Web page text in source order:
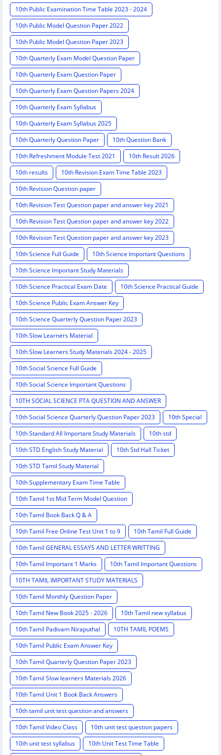
10th Public Examination Time Table 2023 - 2024
10th Public Model Question Paper 2022
10th Public Model Question Paper 2023
10th Quarterly Exam Model Question Paper
10th Quarterly Exam Question Paper
10th Quarterly Exam Question Papers 2024
10th Quarterly Exam Syllabus
10th Quarterly Exam Syllabus 2025
10th Quarterly Question Paper
10th Question Bank
10th Refreshment Module Test 2021
10th Result 2026
10th results
10th Revision Exam Time Table 2023
10th Revision Question paper
10th Revision Test Question paper and answer key 2021
10th Revision Test Question paper and answer key 2022
10th Revision Test Question paper and answer key 2023
10th Science Full Guide
10th Science Important Questions
10th Science Important Study Materials
10th Science Practical Exam Date
10th Science Practical Guide
10th Science Public Exam Answer Key
10th Science Quarterly Question Paper 2023
10th Slow Learners Material
10th Slow Learners Study Materials 2024 - 2025
10th Social Science Full Guide
10th Social Science Important Questions
10TH SOCIAL SCIENCE PTA QUESTION AND ANSWER
10th Social Science Quarterly Question Paper 2023
10th Special
10th Standard All Important Study Materials
10th std
10th STD English Study Material
10th Std Hall Ticket
10th STD Tamil Study Material
10th Supplementary Exam Time Table
10th Tamil 1st Mid Term Model Question
10th Tamil Book Back Q & A
10th Tamil Free Online Test Unit 1 to 9
10th Tamil Full Guide
10th Tamil GENERAL ESSAYS AND LETTER WRITTING
10th Tamil Important 1 Marks
10th Tamil Important Questions
10TH TAMIL IMPORTANT STUDY MATERIALS
10th Tamil Monthly Question Paper
10th Tamil New Book 2025 - 2026
10th Tamil new syllabus
10th Tamil Padivam Niraputhal
10TH TAMIL POEMS
10th Tamil Public Exam Answer Key
10th Tamil Quarterly Question Paper 2023
10th Tamil Slow learners Materials 2026
10th Tamil Unit 1 Book Back Answers
10th tamil unit test question and answers
10th Tamil Video Class
10th unit test question papers
10th unit test syllabus
10th Unit Test Time Table